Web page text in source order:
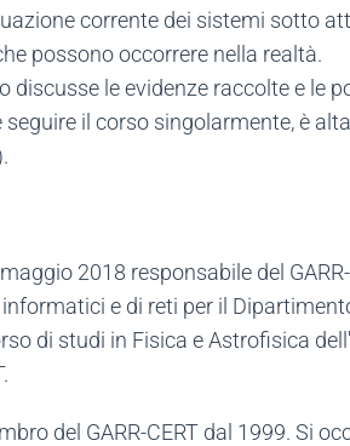
corrente dei sistemi sotto
possono occorrere nella realtà.
discusse le evidenze raccolte e
seguire il corso singolarmente, è
2018 responsabile del
e di reti per il
di studi in Fisica e Astrofisica
del GARR-CERT dal 1999. Si